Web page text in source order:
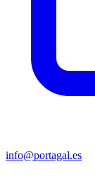
info@portagal.es